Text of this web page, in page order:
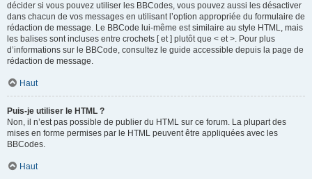
décider si vous pouvez utiliser les BBCodes, vous pouvez aussi les désactiver
dans chacun de vos messages en utilisant l’option appropriée du formulaire de
rédaction de message. Le BBCode lui-même est similaire au style HTML, mais
les balises sont incluses entre crochets [ et ] plutôt que < et >. Pour plus
d’informations sur le BBCode, consultez le guide accessible depuis la page de
rédaction de message.
Haut
Puis-je utiliser le HTML ?
Non, il n’est pas possible de publier du HTML sur ce forum. La plupart des
mises en forme permises par le HTML peuvent être appliquées avec les
BBCodes.
Haut